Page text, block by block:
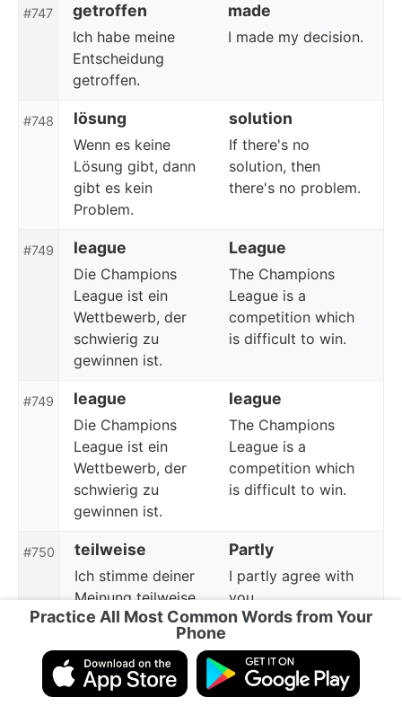
#747 getroffen made
Ich habe meine
Entscheidung
getroffen.
I made my decision.
#748 lösung solution
Wenn es keine
Lösung gibt, dann
gibt es kein
Problem.
If there's no
solution, then
there's no problem.
#749 league League
Die Champions
League ist ein
Wettbewerb, der
schwierig zu
gewinnen ist.
The Champions
League is a
competition which
is difficult to win.
#749 league league
Die Champions
League ist ein
Wettbewerb, der
schwierig zu
gewinnen ist.
The Champions
League is a
competition which
is difficult to win.
#750 teilweise Partly
Ich stimme deiner
Meinung teilweise
zu.
I partly agree with
you.
#750 teilweise partially
Seine Geschichte ist
His story is partially
Practice All Most Common Words from Your
Phone